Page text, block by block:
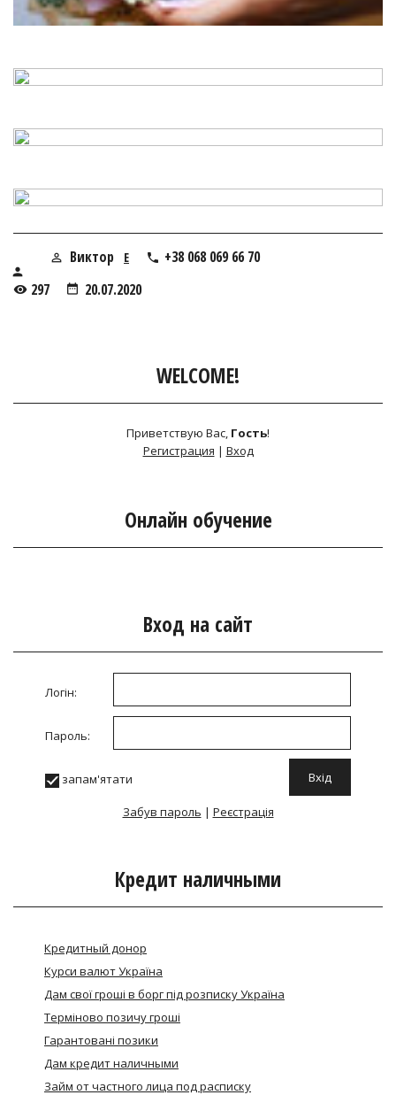
Виктор E
+38 068 069 66 70
297
20.07.2020
WELCOME!
Приветствую Вас, Гость!
Регистрация | Вход
Онлайн обучение
Вход на сайт
Логін:
Пароль:
запам'ятати
Забув пароль | Реєстрація
Кредит наличными
Кредитный донор
Курси валют Україна
Дам свої гроші в борг під розписку Україна
Термiново позичу грошi
Гарантовані позики
Дам кредит наличными
Займ от частного лица под расписку